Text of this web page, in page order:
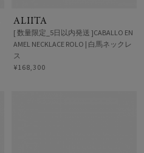
ALIITA
[ 数量限定_5日以内発送 ]CABALLO EN
AMEL NECKLACE ROLO | 白馬ネックレ
ス
¥168,300